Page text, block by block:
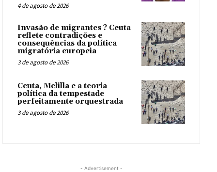
4 de agosto de 2026
Invasão de migrantes ? Ceuta
reflete contradições e
consequências da política
migratória europeia
3 de agosto de 2026
Ceuta, Melilla e a teoria
política da tempestade
perfeitamente orquestrada
3 de agosto de 2026
- Advertisement -